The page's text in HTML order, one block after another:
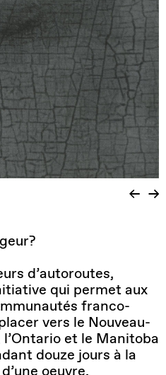
d’autoroutes,
qui permet aux
franco-
vers le Nouveau-
et le Manitoba
douze jours à la
oeuvre.